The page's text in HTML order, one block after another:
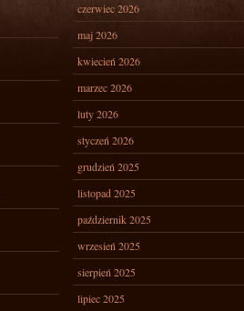
czerwiec 2026
maj 2026
kwiecień 2026
marzec 2026
luty 2026
styczeń 2026
grudzień 2025
listopad 2025
październik 2025
wrzesień 2025
sierpień 2025
lipiec 2025